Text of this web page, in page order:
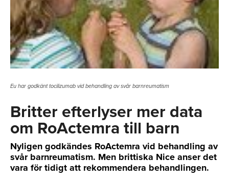
Eu har godkänt tocilizumab vid behandling av svår barnreumatism
Britter efterlyser mer data
om RoActemra till barn
Nyligen godkändes RoActemra vid behandling av
svår barnreumatism. Men brittiska Nice anser det
vara för tidigt att rekommendera behandlingen.